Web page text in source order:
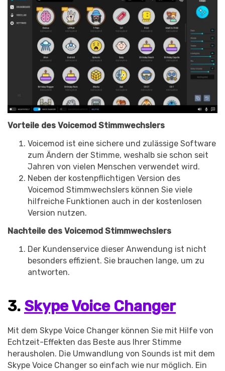
Vorteile des Voicemod Stimmwechslers
Voicemod ist eine sichere und zulässige Software
zum Ändern der Stimme, weshalb sie schon seit
Jahren von vielen Menschen verwendet wird.
Neben der kostenpflichtigen Version des
Voicemod Stimmwechslers können Sie viele
hilfreiche Funktionen auch in der kostenlosen
Version nutzen.
Nachteile des Voicemod Stimmwechslers
Der Kundenservice dieser Anwendung ist nicht
besonders effizient. Sie brauchen lange, um zu
antworten.
3. Skype Voice Changer
Mit dem Skype Voice Changer können Sie mit Hilfe von
Echtzeit-Effekten das Beste aus Ihrer Stimme
herausholen. Die Umwandlung von Sounds ist mit dem
Skype Voice Changer so einfach wie nur möglich. Ein